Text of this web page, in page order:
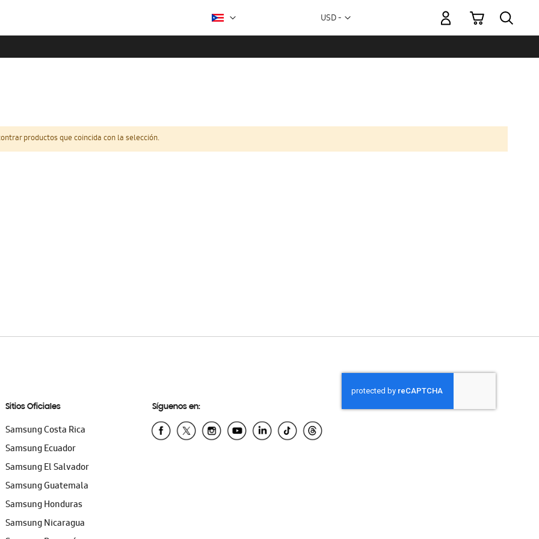
Moneda
USD -
Mi carrito
productos que coincida con la selección.
Sitios Oficiales
Samsung Costa Rica
Samsung Ecuador
Samsung El Salvador
Samsung Guatemala
Samsung Honduras
Samsung Nicaragua
Síguenos en: